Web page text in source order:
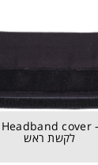
לקשת ראש